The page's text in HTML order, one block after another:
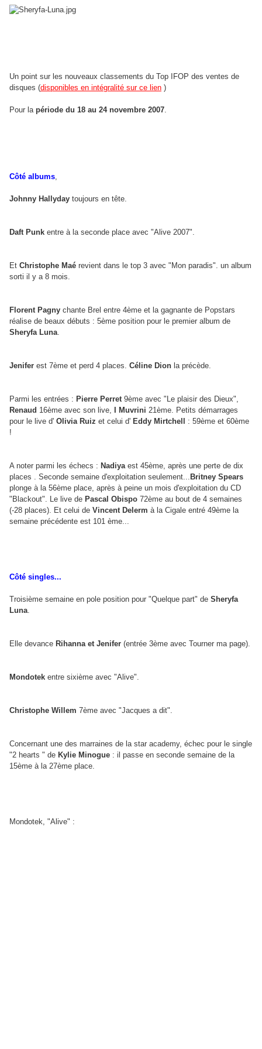
Un point sur les nouveaux classements du Top IFOP des ventes de
disques (disponibles en intégralité sur ce lien )
Pour la période du 18 au 24 novembre 2007.
Côté albums,
Johnny Hallyday toujours en tête.
Daft Punk entre à la seconde place avec "Alive 2007".
Et Christophe Maé revient dans le top 3 avec "Mon paradis". un album
sorti il y a 8 mois.
Florent Pagny chante Brel entre 4ème et la gagnante de Popstars
réalise de beaux débuts : 5ème position pour le premier album de
Sheryfa Luna.
Jenifer est 7ème et perd 4 places. Céline Dion la précède.
Parmi les entrées : Pierre Perret9ème avec "Le plaisir des Dieux",
Renaud 16ème avec son live, I Muvrini 21ème. Petits démarrages
pour le live d' Olivia Ruiz et celui d' Eddy Mirtchell
: 59ème et 60ème
!
A noter parmi les échecs : Nadiyaest 45ème, après une perte de dix
places . Seconde semaine d'exploitation seulement... Britney Spears
plonge à la 56ème place, après à peine un mois d'exploitation du CD
"Blackout". Le live de Pascal Obispo 72ème au bout de 4 semaines
(-28 places). Et celui de Vincent Delerm à la Cigale entré 49ème la
semaine précédente est 101 ème...
Côté singles...
Troisième semaine en pole position pour "Quelque part" de Sheryfa
Luna.
Elle devance Rihanna et Jenifer (entrée 3ème avec Tourner ma page).
Mondotek entre sixième avec "Alive".
Christophe Willem 7ème avec "Jacques a dit".
Concernant une des marraines de la star academy, échec pour le single
"2 hearts " de Kylie Minogue : il passe en seconde semaine de la
15ème à la 27ème place.
Mondotek, "Alive" :